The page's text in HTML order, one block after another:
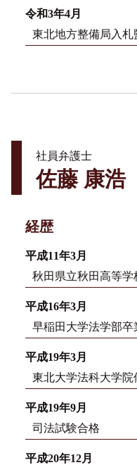
令和3年4月
東北地方整備局入
社員弁護士
佐藤 康浩
経歴
平成11年3月
秋田県立秋田高等学
平成16年3月
早稲田大学法学部卒
平成19年3月
東北大学法科大学院
平成19年9月
司法試験合格
平成20年12月